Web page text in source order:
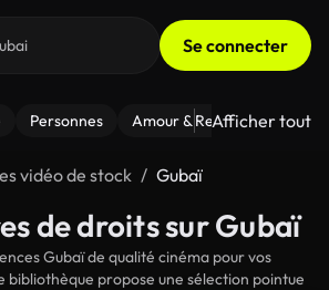
Se connecter
Personnes Amour & Relations Le
Afficher tout
vidéo de stock Gubaï
de droits sur Gubaï
Gubaï de qualité cinéma pour vos
propose une sélection pointue